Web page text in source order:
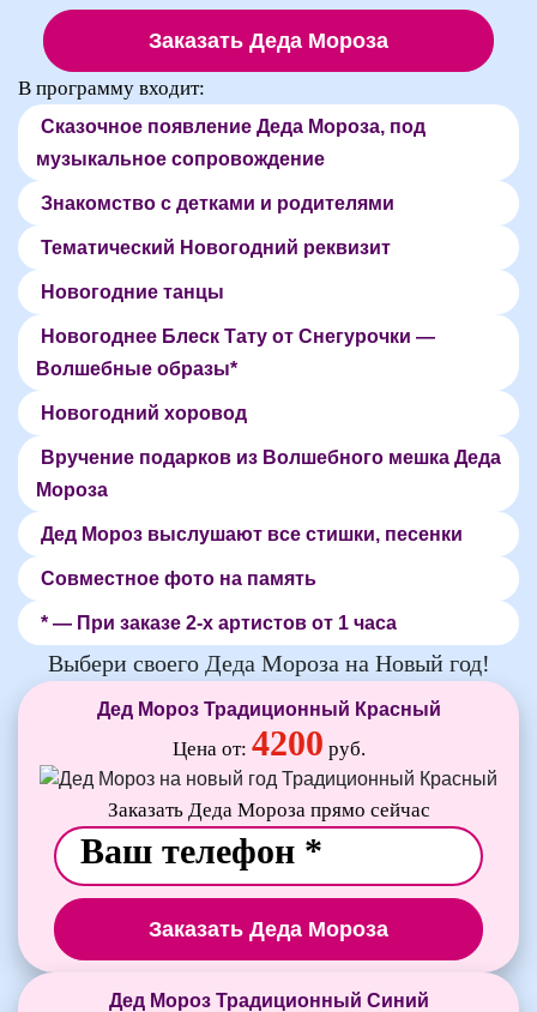
Заказать Деда Мороза
В программу входит:
Сказочное появление Деда Мороза, под
музыкальное сопровождение
Знакомство с детками и родителями
Тематический Новогодний реквизит
Новогодние танцы
Новогоднее Блеск Тату от Снегурочки —
Волшебные образы*
Новогодний хоровод
Вручение подарков из Волшебного мешка Деда
Мороза
Дед Мороз выслушают все стишки, песенки
Совместное фото на память
* — При заказе 2-х артистов от 1 часа
Выбери своего Деда Мороза на Новый год!
Дед Мороз Традиционный Красный
Цена от: 4200 руб.
Заказать Деда Мороза прямо сейчас
Заказать Деда Мороза
Дед Мороз Традиционный Синий